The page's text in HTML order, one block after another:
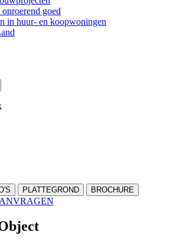
goed
in huur- en koopwoningen
PLATTEGROND BROCHURE